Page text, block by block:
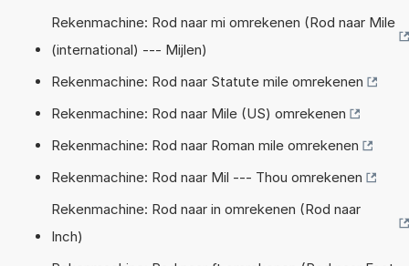
Rekenmachine: Rod naar mi omrekenen (Rod naar Mile
(international) --- Mijlen)
Rekenmachine: Rod naar Statute mile omrekenen
Rekenmachine: Rod naar Mile (US) omrekenen
Rekenmachine: Rod naar Roman mile omrekenen
Rekenmachine: Rod naar Mil --- Thou omrekenen
Rekenmachine: Rod naar in omrekenen (Rod naar
Inch)